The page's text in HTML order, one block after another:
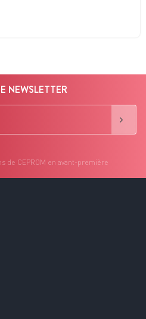
NEWSLETTER
de CEPROM en avant-première